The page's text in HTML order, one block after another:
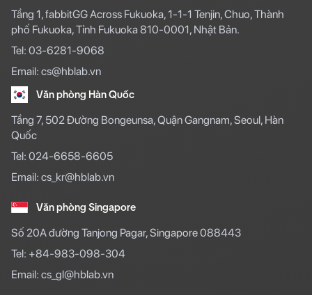
Tầng 1, fabbitGG Across Fukuoka, 1-1-1 Tenjin, Chuo, Thành
phố Fukuoka, Tỉnh Fukuoka 810-0001, Nhật Bản.
Tel: 03-6281-9068
Email: cs@hblab.vn
Văn phòng Hàn Quốc
Tầng 7, 502 Đường Bongeunsa, Quận Gangnam, Seoul, Hàn
Quốc
Tel: 024-6658-6605
Email: cs_kr@hblab.vn
Văn phòng Singapore
Số 20A đường Tanjong Pagar, Singapore 088443
Tel: +84-983-098-304
Email: cs_gl@hblab.vn